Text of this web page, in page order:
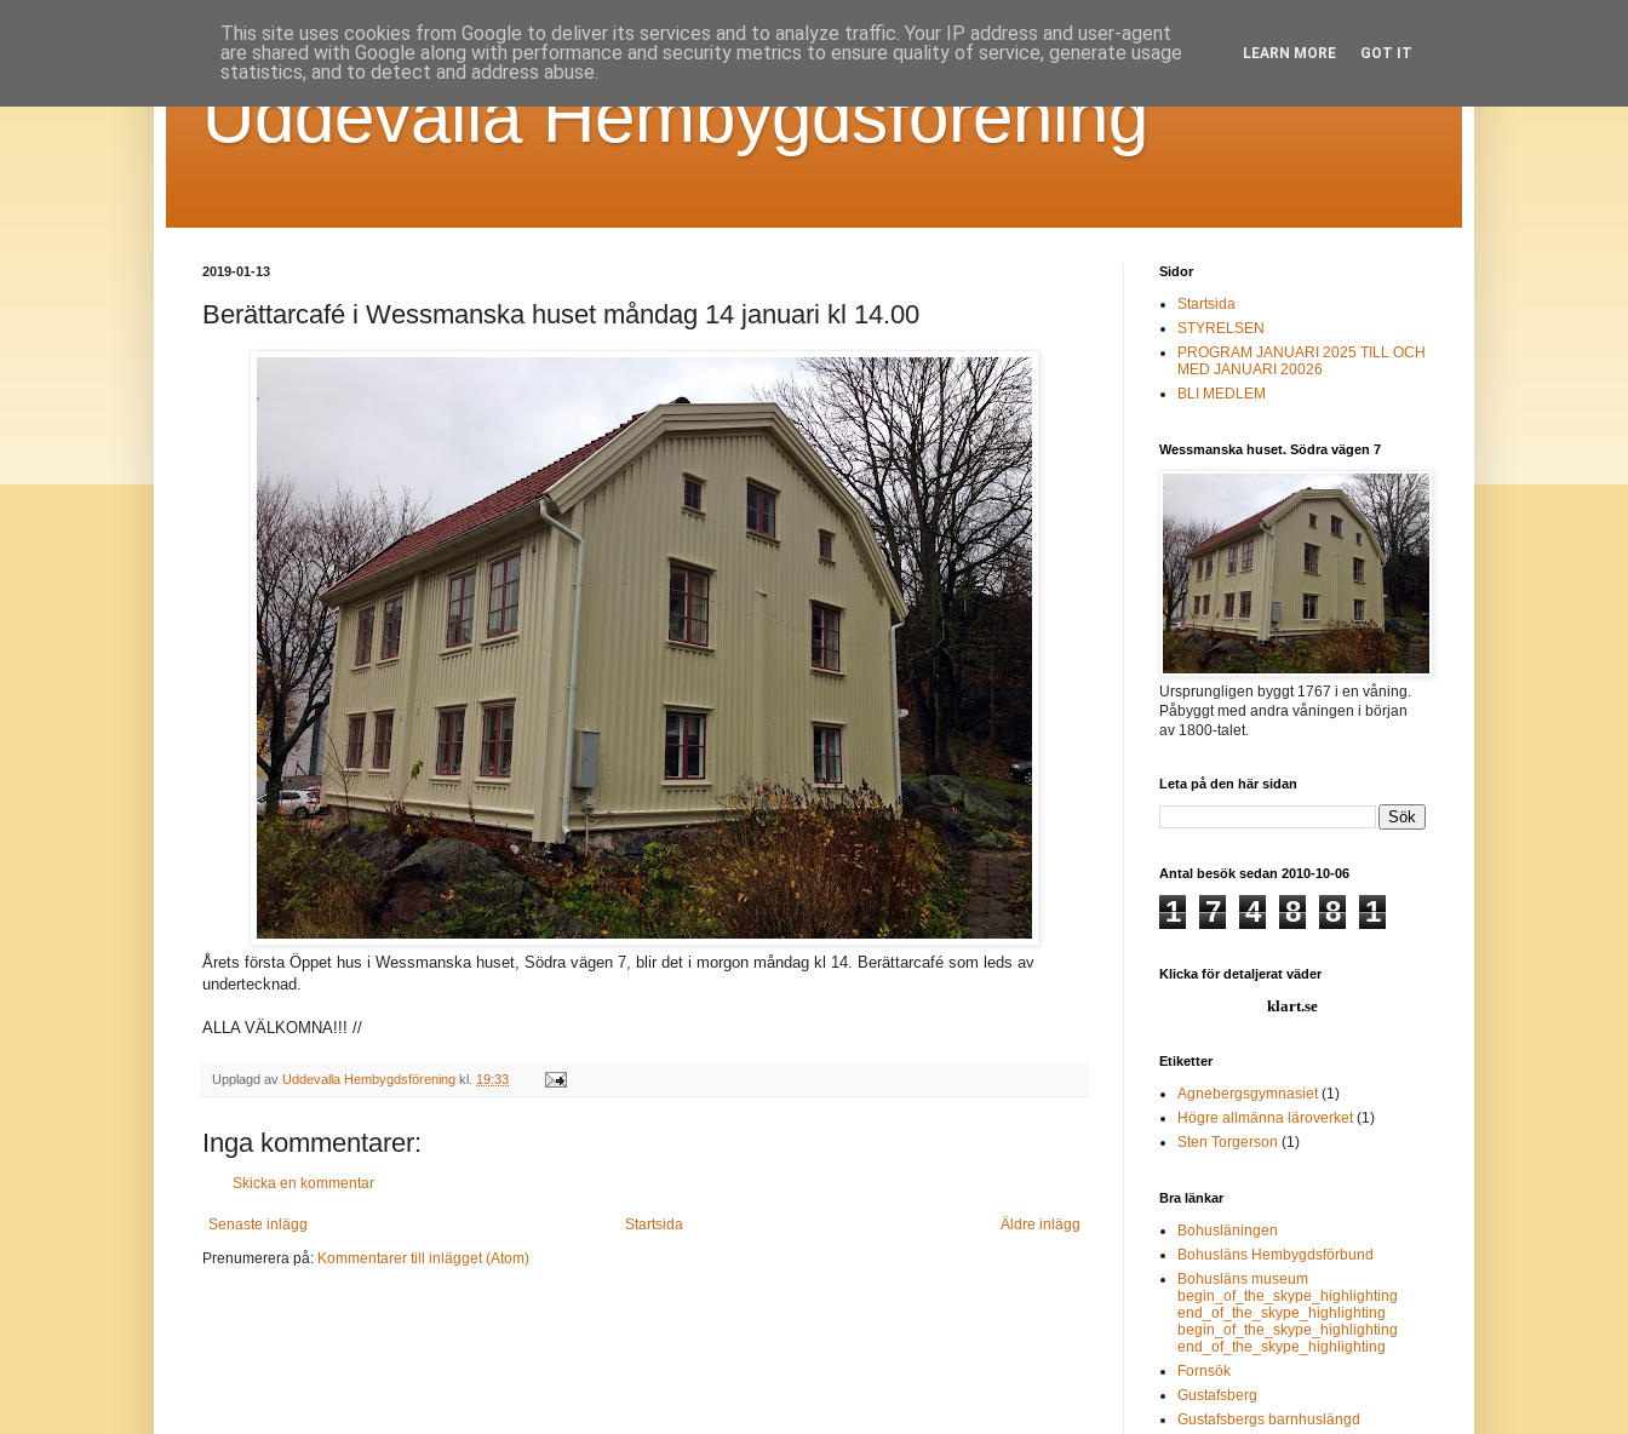
Uddevalla Hembygdsförening
2019-01-13
Berättarcafé i Wessmanska huset måndag 14 januari kl 14.00
Årets första Öppet hus i Wessmanska huset, Södra vägen 7, blir det i morgon måndag kl 14. Berättarcafé som leds av
undertecknad.
ALLA VÄLKOMNA!!! //
Upplagd av Uddevalla Hembygdsförening kl. 19:33
Inga kommentarer:
Skicka en kommentar
Senaste inlägg Äldre inlägg
Startsida
Prenumerera på: Kommentarer till inlägget (Atom)
Sidor
Startsida
STYRELSEN
PROGRAM JANUARI 2025 TILL OCH
MED JANUARI 20026
BLI MEDLEM
Wessmanska huset. Södra vägen 7
Ursprungligen byggt 1767 i en våning.
Påbyggt med andra våningen i början
av 1800-talet.
Leta på den här sidan
Antal besök sedan 2010-10-06
1 7 4 8 8 1
Klicka för detaljerat väder
klart.se
Etiketter
Agnebergsgymnasiet (1)
Högre allmänna läroverket (1)
Sten Torgerson (1)
Bra länkar
Bohusläningen
Bohusläns Hembygdsförbund
Bohusläns museum
begin_of_the_skype_highlighting
end_of_the_skype_highlighting
begin_of_the_skype_highlighting
end_of_the_skype_highlighting
Fornsök
Gustafsberg
Gustafsbergs barnhuslängd
This site uses cookies from Google to deliver its services and to analyze traffic. Your IP address and user-agent
are shared with Google along with performance and security metrics to ensure quality of service, generate usage
statistics, and to detect and address abuse.
LEARN MORE GOT IT